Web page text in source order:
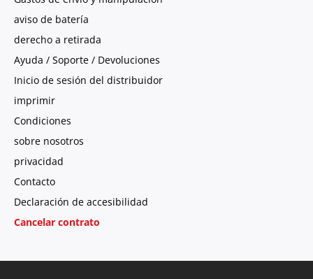
aviso de batería
derecho a retirada
Ayuda / Soporte / Devoluciones
Inicio de sesión del distribuidor
imprimir
Condiciones
sobre nosotros
privacidad
Contacto
Declaración de accesibilidad
Cancelar contrato